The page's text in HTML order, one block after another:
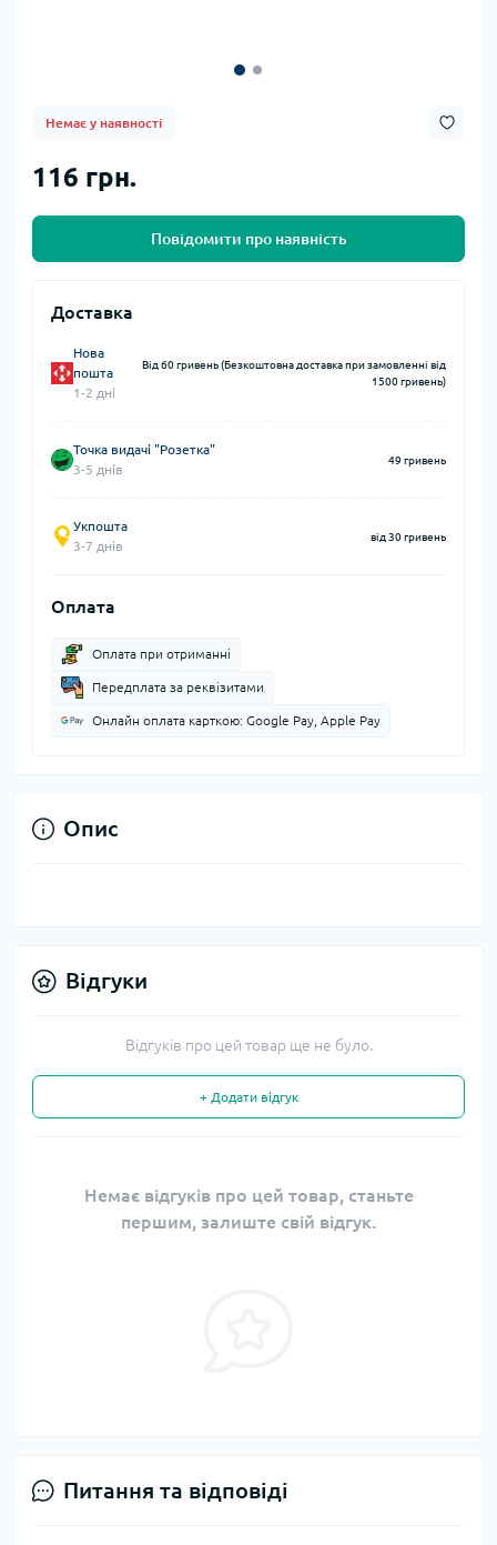
Немає у наявності
116 грн.
Повідомити про наявність
Доставка
Нова
пошта
1-2 дні
Від 60 гривень (Безкоштовна доставка при замовленні від
1500 гривень)
Точка видачі "Розетка"
3-5 днів
49 гривень
Укпошта
3-7 днів
від 30 гривень
Оплата
Оплата при отриманні
Передплата за реквізитами
Онлайн оплата карткою: Google Pay, Apple Pay
Опис
Відгуки
Відгуків про цей товар ще не було.
+ Додати відгук
Немає відгуків про цей товар, станьте
першим, залиште свій відгук.
Питання та відповіді